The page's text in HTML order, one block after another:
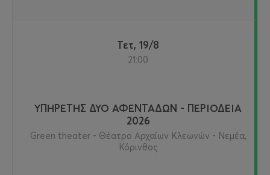
Τετ, 19/8
21:00
ΥΠΗΡΕΤΗΣ ΔΥΟ ΑΦΕΝΤΑΔΩΝ - ΠΕΡΙΟΔΕΙΑ
2026
Green theater - Θέατρο Αρχαίων Κλεωνών - Νεμέα,
Κόρινθος